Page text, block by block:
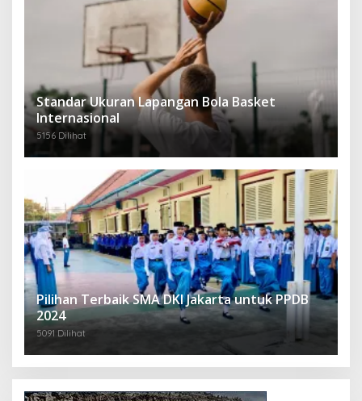
Standar Ukuran Lapangan Bola Basket
Internasional
5156 Dilihat
Pilihan Terbaik SMA DKI Jakarta untuk PPDB
2024
5091 Dilihat